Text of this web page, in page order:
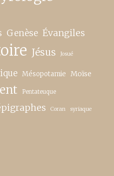
Genèse Évangiles
Jésus Josué
Mésopotamie Moïse
Pentateuque
Coran syriaque